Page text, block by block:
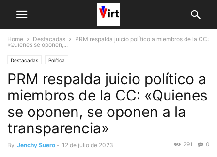
Home Destacadas
PRM respalda juicio político a miembros de la CC:
«Quienes se oponen,...
Destacadas Política
PRM respalda juicio político a
miembros de la CC: «Quienes
se oponen, se oponen a la
transparencia»
By Jenchy Suero - 12 de julio de 2023 0
291